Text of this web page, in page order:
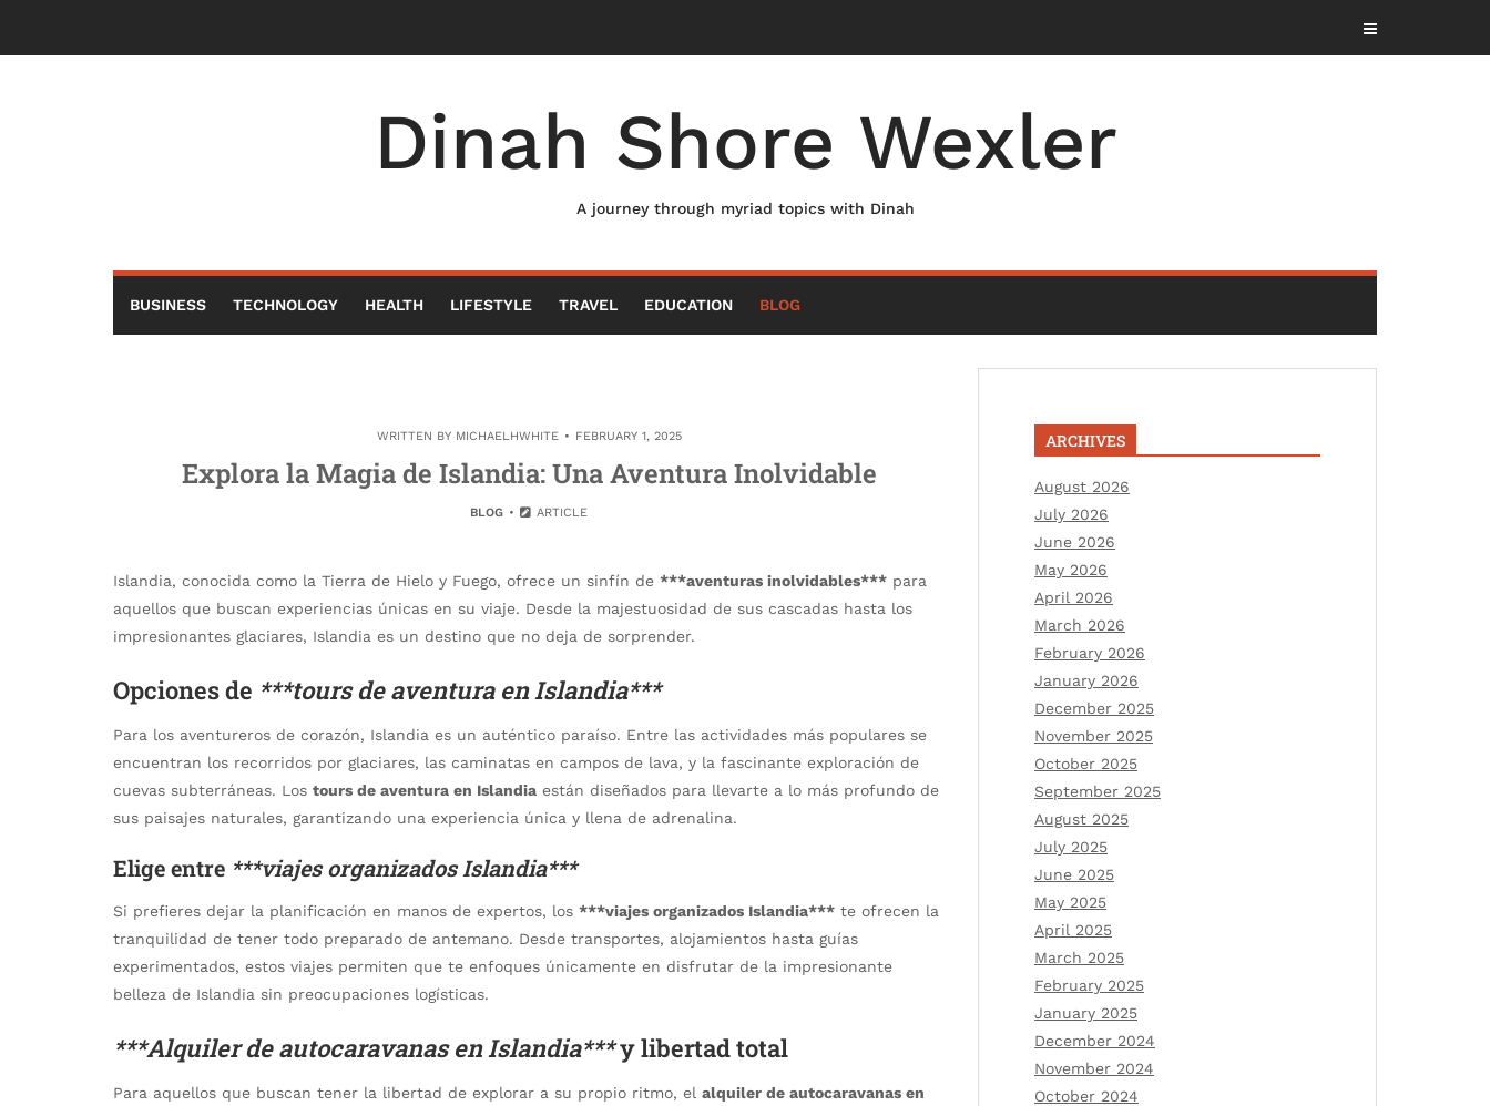
content
Dinah Shore Wexler
A journey through myriad topics with Dinah
BUSINESS TECHNOLOGY HEALTH LIFESTYLE TRAVEL EDUCATION BLOG
WRITTEN BY MICHAELHWHITE FEBRUARY 1, 2025
Explora la Magia de Islandia: Una Aventura Inolvidable
BLOG ARTICLE
Islandia, conocida como la Tierra de Hielo y Fuego, ofrece un sinfín de ***aventuras inolvidables*** para
aquellos que buscan experiencias únicas en su viaje. Desde la majestuosidad de sus cascadas hasta los
impresionantes glaciares, Islandia es un destino que no deja de sorprender.
Opciones de ***tours de aventura en Islandia***
Para los aventureros de corazón, Islandia es un auténtico paraíso. Entre las actividades más populares se
encuentran los recorridos por glaciares, las caminatas en campos de lava, y la fascinante exploración de
cuevas subterráneas. Los tours de aventura en Islandia están diseñados para llevarte a lo más profundo de
sus paisajes naturales, garantizando una experiencia única y llena de adrenalina.
Elige entre ***viajes organizados Islandia***
Si prefieres dejar la planificación en manos de expertos, los ***viajes organizados Islandia*** te ofrecen la
tranquilidad de tener todo preparado de antemano. Desde transportes, alojamientos hasta guías
experimentados, estos viajes permiten que te enfoques únicamente en disfrutar de la impresionante
belleza de Islandia sin preocupaciones logísticas.
***Alquiler de autocaravanas en Islandia***y libertad total
Para aquellos que buscan tener la libertad de explorar a su propio ritmo, el alquiler de autocaravanas en
ARCHIVES
August 2026
July 2026
June 2026
May 2026
April 2026
March 2026
February 2026
January 2026
December 2025
November 2025
October 2025
September 2025
August 2025
July 2025
June 2025
May 2025
April 2025
March 2025
February 2025
January 2025
December 2024
November 2024
October 2024